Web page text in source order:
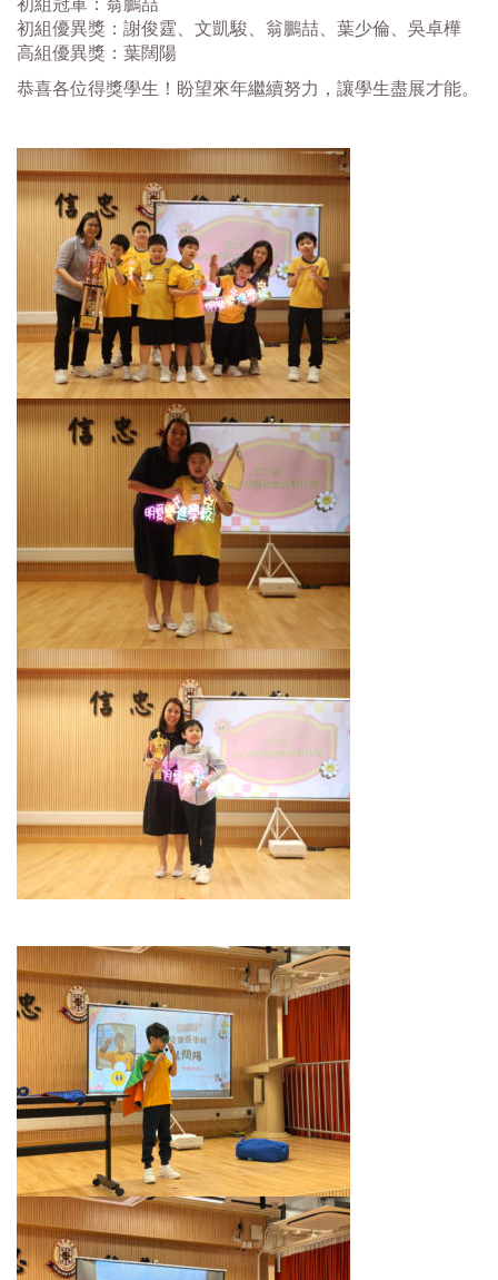
初組優異獎：謝俊霆、文凱駿、翁鵬喆、葉少倫、吳卓樺
高組優異獎：葉闊陽
恭喜各位得獎學生！盼望來年繼續努力，讓學生盡展才能。